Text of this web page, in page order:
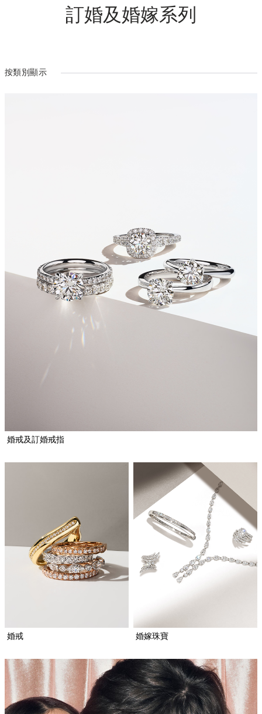
訂婚及婚嫁系列
按類別顯示
婚戒及訂婚戒指
婚戒 婚嫁珠寶